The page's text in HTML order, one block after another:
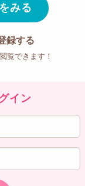
みる
録する
覧できます！
イン